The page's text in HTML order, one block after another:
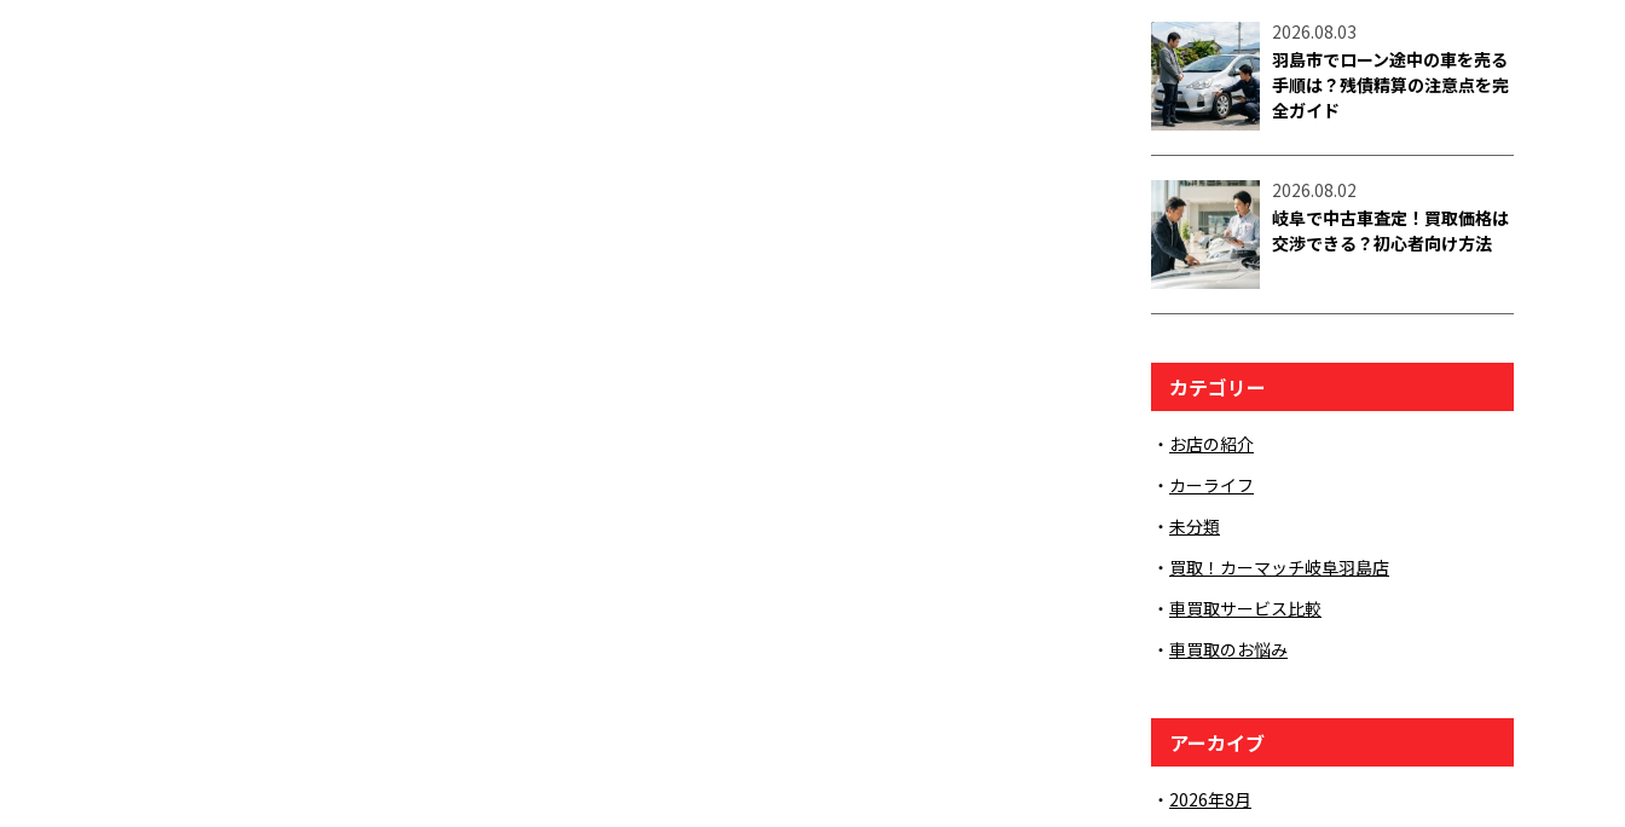
2026.08.03
羽島市でローン途中の車を売る
手順は？残債精算の注意点を完
全ガイド
2026.08.02
岐阜で中古車査定！買取価格は
交渉できる？初心者向け方法
カテゴリー
お店の紹介
カーライフ
未分類
買取！カーマッチ岐阜羽島店
車買取サービス比較
車買取のお悩み
アーカイブ
2026年8月